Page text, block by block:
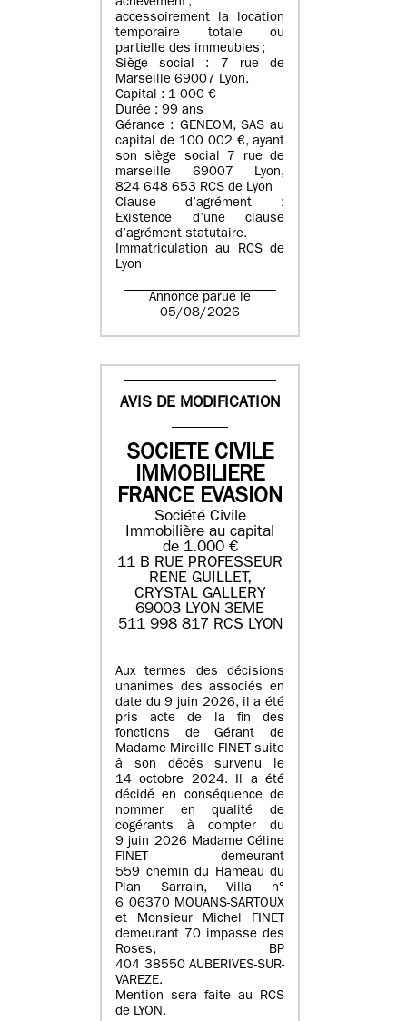
achèvement ;
accessoirement la location
temporaire totale ou
partielle des immeubles ;
Siège social : 7 rue de
Marseille 69007 Lyon.
Capital : 1 000 €
Durée : 99 ans
Gérance : GENEOM, SAS au
capital de 100 002 €, ayant
son siège social 7 rue de
marseille 69007 Lyon,
824 648 653 RCS de Lyon
Clause d’agrément :
Existence d’une clause
d’agrément statutaire.
Immatriculation au RCS de
Lyon
Annonce parue le
05/08/2026
AVIS DE MODIFICATION
SOCIETE CIVILE
IMMOBILIERE
FRANCE EVASION
Société Civile
Immobilière au capital
de 1.000 €
11 B RUE PROFESSEUR
RENE GUILLET,
CRYSTAL GALLERY
69003 LYON 3EME
511 998 817 RCS LYON
Aux termes des décisions
unanimes des associés en
date du 9 juin 2026, il a été
pris acte de la fin des
fonctions de Gérant de
Madame Mireille FINET suite
à son décès survenu le
14 octobre 2024. Il a été
décidé en conséquence de
nommer en qualité de
cogérants à compter du
9 juin 2026 Madame Céline
FINET demeurant
559 chemin du Hameau du
Plan Sarrain, Villa n°
6 06370 MOUANS-SARTOUX
et Monsieur Michel FINET
demeurant 70 impasse des
Roses, BP
404 38550 AUBERIVES-SUR-
VAREZE.
Mention sera faite au RCS
de LYON.